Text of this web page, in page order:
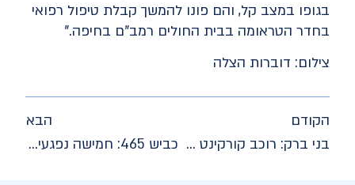
בגופו במצב קל, והם פונו להמשך קבלת טיפול רפואי
בחדר הטראומה בבית החולים רמב"ם בחיפה."
צילום: דוברות הצלה
הקודם
בני ברק: רוכב קורקינט חשמלי פונה במצב בינוני לאחר שנפגע מאוטובוס
הבא
כביש 465: חמישה נפגעים פונו במצב בינוני וקל לאחר תאונת דרכים